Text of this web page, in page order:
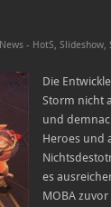
News - HotS, Slideshow,
Die
Storm nicht
und
Heroes und
es
MOBA